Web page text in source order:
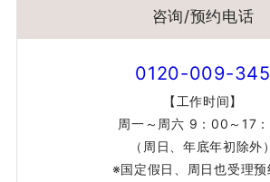
咨询/预约电话
0120-009-345
【工作时间】
周一～周六 9：00～17
（周日、年底年初除外）
※国定假日、周日也受理预